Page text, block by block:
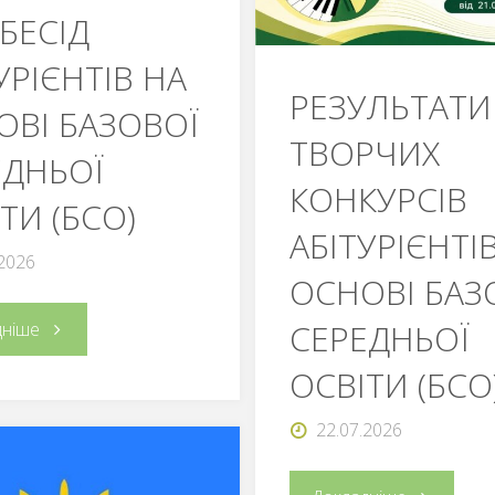
базової
освіти
(БСО),
які
до
ОСВІТИ
(ПЗСО)"
НА
БАЗОВОЇ
(БСО)
"РЕЗУЛЬТАТИ
КОНКУРСУ
ТА
РЕЗУЛЬТАТИ
ТВОРЧИХ
КОНКУРСІВ
ОСНОВІ
СЕРЕДНЬОЇ
ОСВІТИ
22.07.2026